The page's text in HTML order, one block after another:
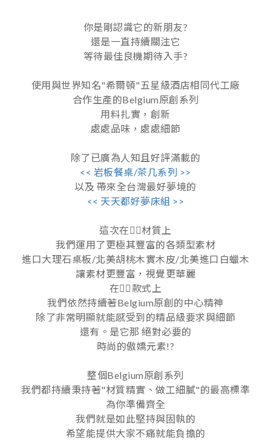
你是剛認識它的新朋友?
還是一直持續關注它
等待最佳良機期待入手?
使用與世界知名"希爾頓"五星級酒店相同代工廠
合作生產的Belgium原創系列
用料扎實，創新
處處品味，處處細節
除了已廣為人知且好評滿載的
<< 岩板餐桌/茶几系列 >>
以及 帶來全台灣最好夢境的
<< 天天都好夢床組 >>
這次在👉🏻材質上
我們運用了更極其豐富的各類型素材
進口大理石桌板/北美胡桃木實木皮/北美進口白蠟木
讓素材更豐富，視覺更華麗
在👉🏻款式上
我們依然持續著Belgium原創的中心精神
除了非常明顯就能感受到的精品級要求與細節
還有。是它那 絕對必要的
時尚的傲嬌元素!?
整個Belgium原創系列
我們都持續秉持著"材質精實、做工細膩"的最高標準
為你準備齊全
我們就是如此堅持與固執的
希望能提供大家不痛就能負擔的